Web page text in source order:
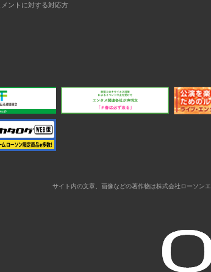
ントに対する対応方
サイト内の文章、画像などの著作物は株式会社ローソン